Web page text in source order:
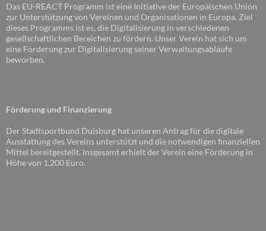
Das EU-REACT Programm ist eine Initiative der Europäischen Union
zur Unterstützung von Vereinen und Organisationen in Europa. Ziel
dieses Programms ist es, die Digitalisierung in verschiedenen
gesellschaftlichen Bereichen zu fördern. Unser Verein hat sich um
eine Förderung zur Digitalisierung seiner Verwaltungsabläufe
beworben.
Förderung und Finanzierung
Der Stadtsportbund Duisburg hat unseren Antrag für die digitale
Ausstattung des Vereins unterstützt und die notwendigen finanziellen
Mittel bereitgestellt. Insgesamt erhielt der Verein eine Förderung in
Höhe von 1.200 Euro.